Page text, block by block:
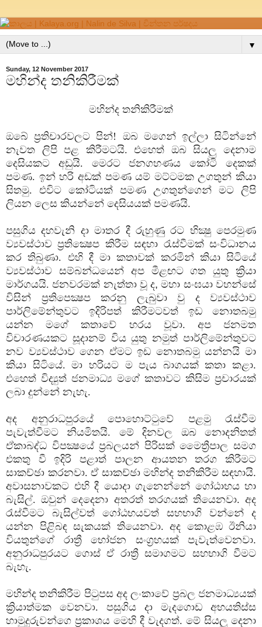
▼
Sunday, 12 November 2017
මහින්ද තනිකිරීමක්
මහින්ද තනිකිරීමක්
ඔබේ ප්‍රතිචාරවලට පින්! ඔබ මගෙන් ඉල්ලා සිටින්නේ
නැවත ලිපි පළ කිරීමටයි. එහෙත් ඔබ සියලු දෙනාම
දෙසියකට අඩුයි. මෙරට ජනගහණය කෝටි දෙකක්
පමණ. ඉන් හරි අඩක් පමණ යම් මට්ටමක උගතුන් කියා
සිතමු. එවිට කෝටියක් පමණ උගතුන්ගෙන් මට ලිපි
ලියන ලෙස කියන්නේ දෙසියයක් පමණයි.
පසුගිය දහවැනි දා මාතර දී රුහුණු රට භික්‍ෂු පෙරමුණ
ව්‍යවස්ථාව ප්‍රතික්‍ෂෙප කිරීම සඳහා රැස්වීමක් සංවිධානය
කර තිබුණා. එහි දී මා කතාවක් කරමින් කියා සිටියේ
ව්‍යවස්ථාව සම්බන්ධයෙන් අප මීළඟට ගත යුතු ක්‍රියා
මාර්ගයයි. ජනවරමක් නැත්තා වූ ද,මහා සංඝයා වහන්සේ
විසින් ප්‍රතිපෙක්‍ෂප කරනු ලැබුවා වු ද ව්‍යවස්ථාව
පාර්ලිමේන්තුවට ඉදිරිපත් කිරීමටවත් ඉඩ නොතබමු
යන්න මගේ කතාවේ හරය වූවා. අප ජනමත
විචාරණයකට සූදානම් විය යුතු නමුත් පාර්ලිමේන්තුවට
නව ව්‍යවස්ථාව ගෙන ඒමට ඉඩ නොතබමු යන්නයි මා
කියා සිටියේ. මා හරියට ම පැය බාගයක් කතා කළා.
එහෙත් විද්‍යුත් ජනමාධ්‍ය මගේ කතාවට කිසිම ප්‍රචාරයක්
ලබා දුන්නේ නැහැ.
අද අනුරාධපුරයේ පොහොට්ටුවේ පළමු රැස්වීම
පැවැත්වීමට නියමිතයි. මේ දිනවල ඔබ නොදනිතත්
ඒකාබද්ධ විපක්‍ෂයේ ප්‍රබලයන් පිරිසක් මෛත්‍රීපාල සමග
එකතු වී ඉදිරි පළාත් පාලන ආයතන තරග කිරීමට
සාකච්ඡා කරනවා. ඒ සාකච්ඡා මහින්ද තනිකිරීම සඳහායි.
අවාසනාවකට එහි දී යොදා ගැනෙන්නේ ගෝඨාභය හා
බැසිල්. ඔවුන් දෙදෙනා අතරත් තරගයක් තියෙනවා. අද
රැස්වීමට බැසිල්වත් ගෝඨභයවත් සහභාගි වන්නේ ද
යන්න පිළිබඳ සැකයක් තියෙනවා. අද කොළඹ ඊනියා
වියතුන්ගේ රාත්‍රී භෝජන සංග්‍රහයක් පැවැත්වෙනවා.
අනුරාධපුරයට ගොස් ඒ රාත්‍රී සමාගමට සහභාගි වීමට
බැහැ.
මහින්ද තනිකිරීම පිටුපස අද ලංකාවේ ප්‍රබල ජනමාධ්‍යයක්
ක්‍රියාත්මක වෙනවා. පසුගිය දා මැදගොඩ අභයතිස්ස
හාමුදුරුවන්ගෙ ප්‍රකාශය මෙහි දී වැදගත්. මේ සියලු දෙනා